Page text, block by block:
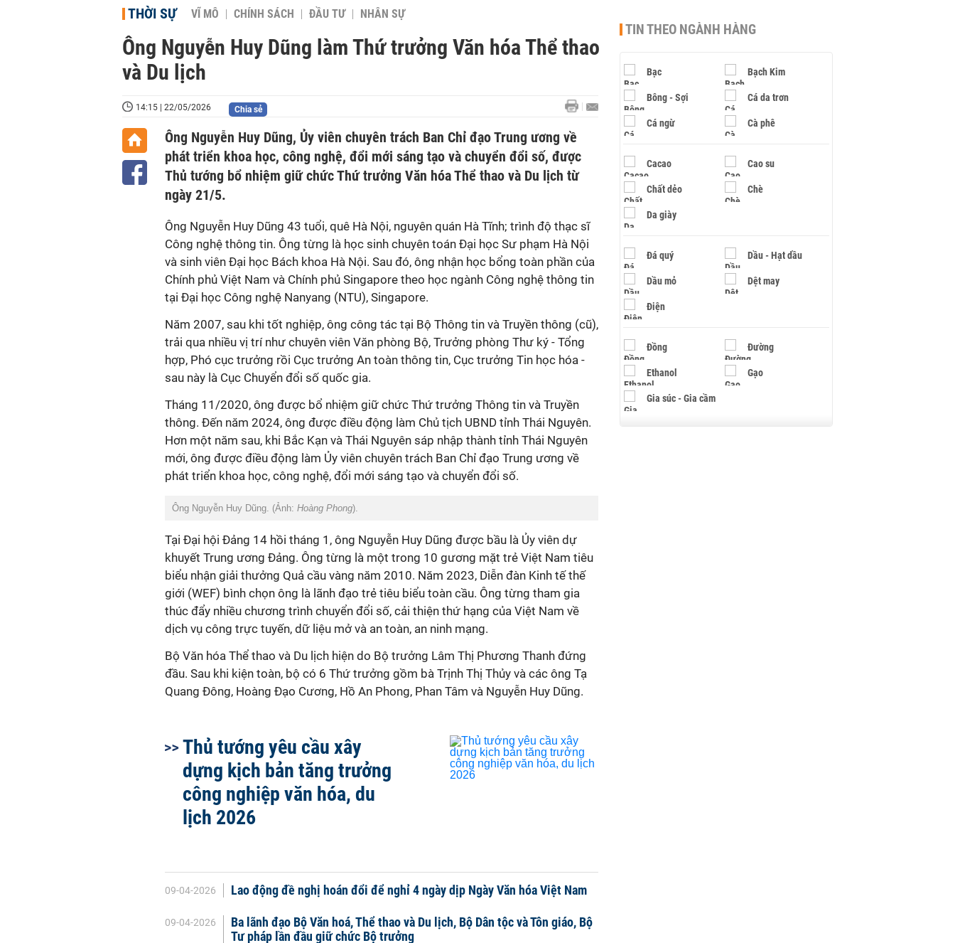
THỜI SỰ VĨ MÔ CHÍNH SÁCH ĐẦU TƯ NHÂN SỰ
Ông Nguyễn Huy Dũng làm Thứ trưởng Văn hóa Thể thao
và Du lịch
14:15 | 22/05/2026 Chia sẻ
Ông Nguyễn Huy Dũng, Ủy viên chuyên trách Ban Chỉ đạo Trung ương về
phát triển khoa học, công nghệ, đổi mới sáng tạo và chuyển đổi số, được
Thủ tướng bổ nhiệm giữ chức Thứ trưởng Văn hóa Thể thao và Du lịch từ
ngày 21/5.
Ông Nguyễn Huy Dũng 43 tuổi, quê Hà Nội, nguyên quán Hà Tĩnh; trình độ thạc sĩ
Công nghệ thông tin. Ông từng là học sinh chuyên toán Đại học Sư phạm Hà Nội
và sinh viên Đại học Bách khoa Hà Nội. Sau đó, ông nhận học bổng toàn phần của
Chính phủ Việt Nam và Chính phủ Singapore theo học ngành Công nghệ thông tin
tại Đại học Công nghệ Nanyang (NTU), Singapore.
Năm 2007, sau khi tốt nghiệp, ông công tác tại Bộ Thông tin và Truyền thông (cũ),
trải qua nhiều vị trí như chuyên viên Văn phòng Bộ, Trưởng phòng Thư ký - Tổng
hợp, Phó cục trưởng rồi Cục trưởng An toàn thông tin, Cục trưởng Tin học hóa -
sau này là Cục Chuyển đổi số quốc gia.
Tháng 11/2020, ông được bổ nhiệm giữ chức Thứ trưởng Thông tin và Truyền
thông. Đến năm 2024, ông được điều động làm Chủ tịch UBND tỉnh Thái Nguyên.
Hơn một năm sau, khi Bắc Kạn và Thái Nguyên sáp nhập thành tỉnh Thái Nguyên
mới, ông được điều động làm Ủy viên chuyên trách Ban Chỉ đạo Trung ương về
phát triển khoa học, công nghệ, đổi mới sáng tạo và chuyển đổi số.
Ông Nguyễn Huy Dũng. (Ảnh: Hoàng Phong).
Tại Đại hội Đảng 14 hồi tháng 1, ông Nguyễn Huy Dũng được bầu là Ủy viên dự
khuyết Trung ương Đảng. Ông từng là một trong 10 gương mặt trẻ Việt Nam tiêu
biểu nhận giải thưởng Quả cầu vàng năm 2010. Năm 2023, Diễn đàn Kinh tế thế
giới (WEF) bình chọn ông là lãnh đạo trẻ tiêu biểu toàn cầu. Ông từng tham gia
thúc đẩy nhiều chương trình chuyển đổi số, cải thiện thứ hạng của Việt Nam về
dịch vụ công trực tuyến, dữ liệu mở và an toàn, an ninh mạng.
Bộ Văn hóa Thể thao và Du lịch hiện do Bộ trưởng Lâm Thị Phương Thanh đứng
đầu. Sau khi kiện toàn, bộ có 6 Thứ trưởng gồm bà Trịnh Thị Thủy và các ông Tạ
Quang Đông, Hoàng Đạo Cương, Hồ An Phong, Phan Tâm và Nguyễn Huy Dũng.
Thủ tướng yêu cầu xây
dựng kịch bản tăng trưởng
công nghiệp văn hóa, du
lịch 2026
09-04-2026 Lao động đề nghị hoán đổi để nghỉ 4 ngày dịp Ngày Văn hóa Việt Nam
09-04-2026
Ba lãnh đạo Bộ Văn hoá, Thể thao và Du lịch, Bộ Dân tộc và Tôn giáo, Bộ
Tư pháp lần đầu giữ chức Bộ trưởng
TIN THEO NGÀNH HÀNG
Bạc Bạch Kim
Bông - Sợi Cá da trơn
Cá ngừ Cà phê
Cacao Cao su
Chất dẻo Chè
Da giày
Đá quý Dầu - Hạt dầu
Dầu mỏ Dệt may
Điện
Đồng Đường
Ethanol Gạo
Gia súc - Gia cầm